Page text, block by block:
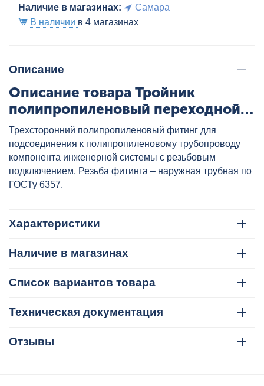
Наличие в магазинах:
Самара
В наличии в 4 магазинах
Описание
Описание товара Тройник
полипропиленовый переходной
на НР 32х1/2" бел. VALTEC,
артикул: VTp.733.0.03204
Трехсторонний полипропиленовый фитинг для
подсоединения к полипропиленовому трубопроводу
компонента инженерной системы с резьбовым
подключением. Резьба фитинга – наружная трубная по
ГОСТу 6357.
Характеристики
Наличие в магазинах
Список вариантов товара
Техническая документация
Отзывы